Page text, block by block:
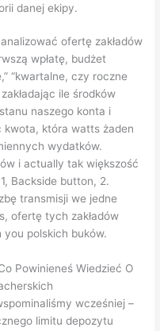
danej ekipy.
ofertę zakładów
wpłatę, budżet
“kwartalne, czy roczne
ile środków
naszego konta i
kwota, która watts żaden
wydatków.
i actually tak większość
Backside button, 2.
transmisji we jedne
ofertę tych zakładów
polskich buków.
Powinieneś Wiedzieć O
wcześniej –
limitu depozytu